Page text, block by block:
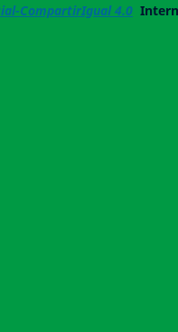
CompartirIgual 4.0